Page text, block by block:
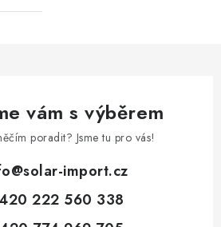
vám s výběrem
poradit? Jsme tu pro vás!
@solar-import.cz
222 560 338